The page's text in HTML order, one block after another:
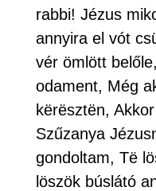
rabbi! Jézus
annyira el vót
vér ömlött
odament, Még
kërësztën,
Szűzanya
gondoltam, Të
löszök búslátó